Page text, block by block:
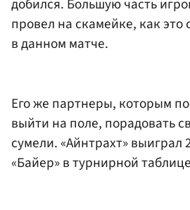
добился. Большую часть
провел на скамейке, как это
в данном матче.
Его же партнеры, которым
выйти на поле, порадовать
сумели. «Айнтрахт» выиграл
«Байер» в турнирной